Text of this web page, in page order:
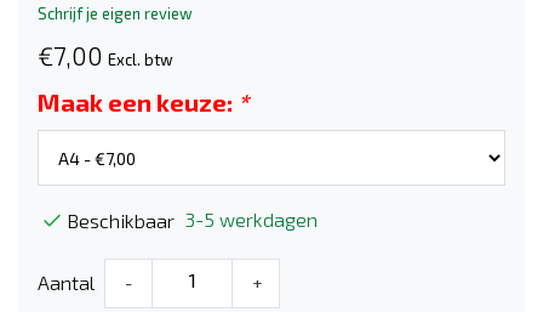
Schrijf je eigen review
€7,00 Excl. btw
Maak een keuze: *
Beschikbaar 3-5 werkdagen
Aantal - +